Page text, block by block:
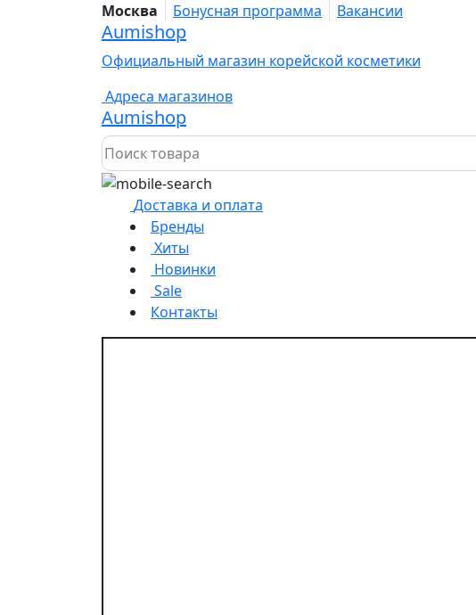
Москва Бонусная программа Вакансии
Aumishop
Официальный магазин корейской косметики
Адреса магазинов
Aumishop
Доставка и оплата
Бренды
Хиты
Новинки
Sale
Контакты